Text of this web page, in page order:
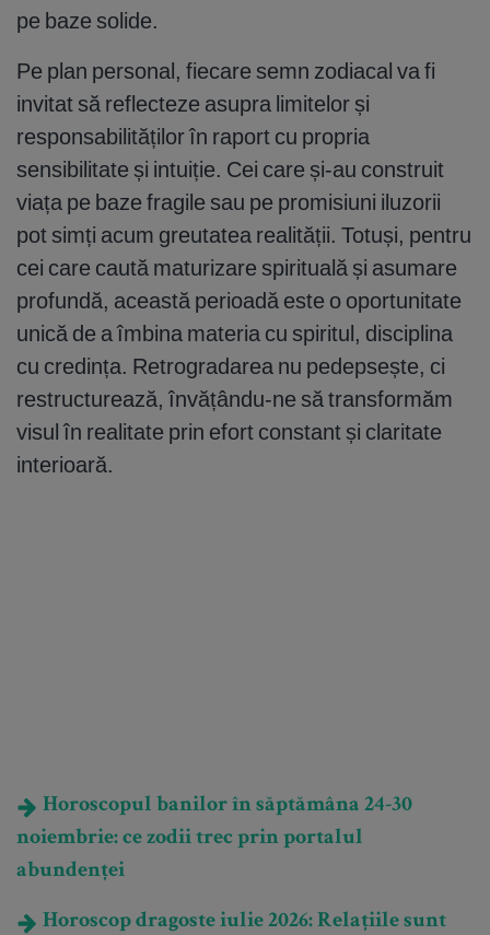
pe baze solide.
Pe plan personal, fiecare semn zodiacal va fi
invitat să reflecteze asupra limitelor și
responsabilităților în raport cu propria
sensibilitate și intuiție. Cei care și-au construit
viața pe baze fragile sau pe promisiuni iluzorii
pot simți acum greutatea realității. Totuși, pentru
cei care caută maturizare spirituală și asumare
profundă, această perioadă este o oportunitate
unică de a îmbina materia cu spiritul, disciplina
cu credința. Retrogradarea nu pedepsește, ci
restructurează, învățându-ne să transformăm
visul în realitate prin efort constant și claritate
interioară.
Horoscopul banilor în săptămâna 24-30
noiembrie: ce zodii trec prin portalul
abundenței
Horoscop dragoste iulie 2026: Relațiile sunt